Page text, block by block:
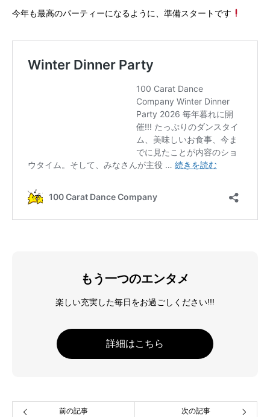
今年も最高のパーティーになるように、準備スタートです
もう一つのエンタメ
楽しい充実した毎日をお過ごしください!!!
詳細はこちら
前の記事 次の記事